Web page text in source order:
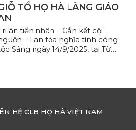
TỔ HỌ HÀ LÀNG GIÁO
ân tiền nhân – Gắn kết cội
– Lan tỏa nghĩa tình dòng
14/9/2025, tại Từ
HỆ CLB HỌ HÀ VIỆT NAM